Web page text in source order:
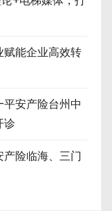
能企业高效转
安产险台州中
诊
险临海、三门